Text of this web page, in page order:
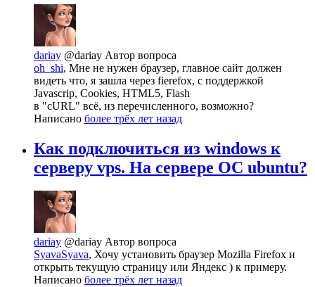
dariay @dariay Автор вопроса
oh_shi, Мне не нужен браузер, главное сайт должен
видеть что, я зашла через fierefox, с поддержкой
Javascrip, Cookies, HTML5, Flash
в "cURL" всё, из перечисленного, возможно?
Написано более трёх лет назад
Как подключиться из windows к
серверу vps. На сервере ОС ubuntu?
dariay @dariay Автор вопроса
SyavaSyava, Хочу установить браузер Mozilla Firefox и
открыть текущую страницу или Яндекс ) к примеру.
Написано более трёх лет назад